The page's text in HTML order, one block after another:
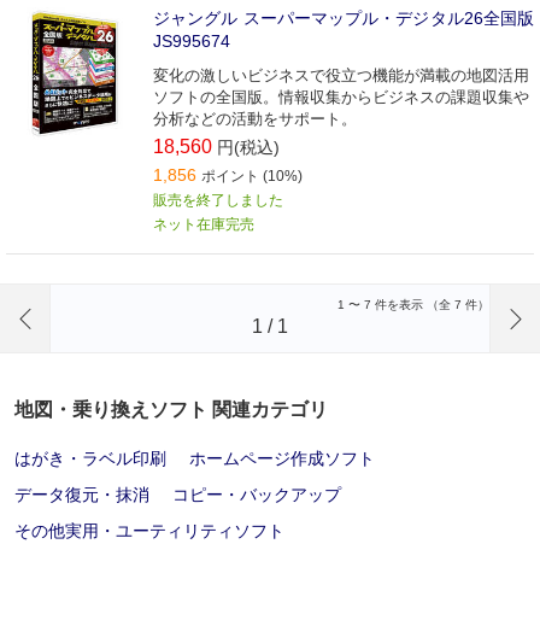
ジャングル スーパーマップル・デジタル26全国版
JS995674
変化の激しいビジネスで役立つ機能が満載の地図活用
ソフトの全国版。情報収集からビジネスの課題収集や
分析などの活動をサポート。
18,560 円(税込)
1,856 ポイント (10%)
販売を終了しました
ネット在庫完売
1 〜 7 件を表示 （全 7 件）
1 / 1
地図・乗り換えソフト 関連カテゴリ
はがき・ラベル印刷
ホームページ作成ソフト
データ復元・抹消
コピー・バックアップ
その他実用・ユーティリティソフト